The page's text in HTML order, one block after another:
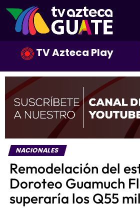
TV Azteca Play
NACIONALES
Remodelación del
Doroteo Guamuch
superaría los Q55